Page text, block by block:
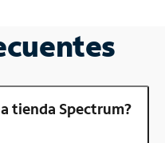
tienda Spectrum?